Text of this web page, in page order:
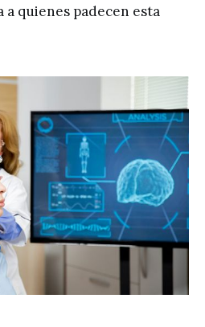
quienes padecen esta